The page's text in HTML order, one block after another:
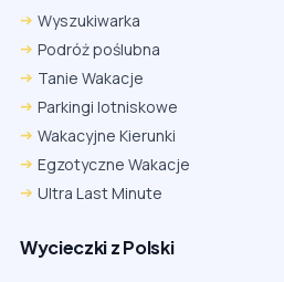
Wyszukiwarka
Podróż poślubna
Tanie Wakacje
Parkingi lotniskowe
Wakacyjne Kierunki
Egzotyczne Wakacje
Ultra Last Minute
Wycieczki z Polski